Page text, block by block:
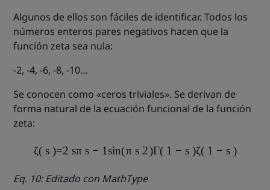
Algunos de ellos son fáciles de identificar. Todos los
números enteros pares negativos hacen que la
función zeta sea nula:
-2, -4, -6, -8, -10…
Se conocen como «ceros triviales». Se derivan de
forma natural de la ecuación funcional de la función
zeta:
ζ( s )=2 sπ s − 1sin(π s 2)Γ( 1 − s )ζ( 1 − s )
Eq. 10: Editado con MathType